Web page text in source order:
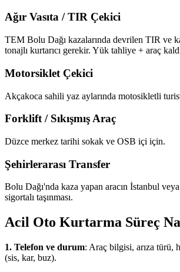
Ağır Vasıta / TIR Çekici
TEM Bolu Dağı kazalarında devrilen TIR ve
tonajlı kurtarıcı gerekir. Yük tahliye + araç
Motorsiklet Çekici
Akçakoca sahili yaz aylarında motosikletli
Forklift / Sıkışmış Araç
Düzce merkez tarihi sokak ve OSB içi için.
Şehirlerarası Transfer
Bolu Dağı'nda kaza yapan aracın İstanbul
sigortalı taşınması.
Acil Oto Kurtarma Süreç
1. Telefon ve durum: Araç bilgisi, arıza türü,
(sis, kar, buz).